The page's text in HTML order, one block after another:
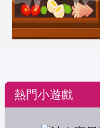
熱門小遊戲